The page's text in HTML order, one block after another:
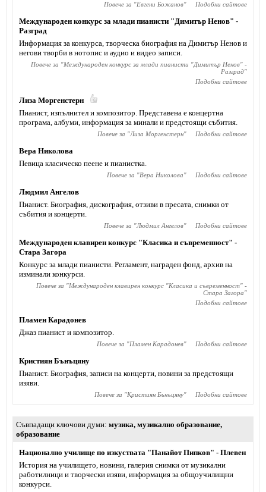
Повече за "Евгени Божанов" Подобни сайтове
Международен конкурс за млади пианисти "Димитър Ненов" -
Разград
Информация за конкурса, творческа биография на Димитър Ненов и
негови творби в нотопис и аудио и видео записи.
Повече за "Международен конкурс за млади пианисти "Димитър Ненов" -
Разград"
Подобни сайтове
Лиза Моргенстерн
Пианист, изпълнител и композитор. Представена е концертна
програма, албуми, информация за минали и предстоящи събития.
Повече за "Лиза Моргенстерн" Подобни сайтове
Вера Николова
Певица класическо пеене и пианистка.
Повече за "Вера Николова" Подобни сайтове
Людмил Ангелов
Пианист. Биография, дискография, отзиви в пресата, снимки от
събития и концерти.
Повече за "Людмил Ангелов" Подобни сайтове
Международен клавирен конкурс "Класика и съвременност" -
Стара Загора
Конкурс за млади пианисти. Регламент, награден фонд, архив на
изминали конкурси.
Повече за "Международен клавирен конкурс "Класика и съвременност" -
Стара Загора"
Подобни сайтове
Пламен Карадонев
Джаз пианист и композитор.
Повече за "Пламен Карадонев" Подобни сайтове
Кристиян Бънъцяну
Пианист. Биография, записи на концерти, новини за предстоящи
изяви.
Повече за "Кристиян Бънъцяну" Подобни сайтове
Съвпадащи ключови думи музика, музикално образование,
образование
Национално училище по изкуствата "Панайот Пипков" - Плевен
История на училището, новини, галерия снимки от музикални
работилници и творчески изяви, информация за общоучилищни
конкурси.